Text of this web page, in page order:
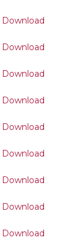
Download
Download
Download
Download
Download
Download
Download
Download
Download